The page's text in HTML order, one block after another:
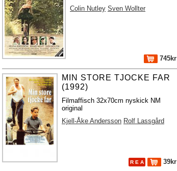
Colin Nutley Sven Wollter
745kr
MIN STORE TJOCKE FAR
(1992)
Filmaffisch 32x70cm nyskick NM
original
Kjell-Åke Andersson Rolf Lassgård
R E A 39kr